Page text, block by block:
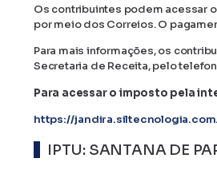
Os contribuintes podem acessar
por meio dos Correios. O
Para mais informações, os
Secretaria de Receita, pelo
Para acessar o imposto pela
https://
IPTU: SANTANA DE